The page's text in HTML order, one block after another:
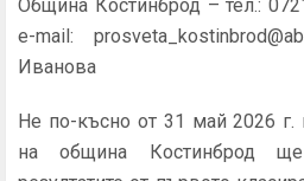
Община Костинброд – тел.:
e-mail:
Иванова
Не по-късно от 31 май 2026 г.
на община Костинброд ще